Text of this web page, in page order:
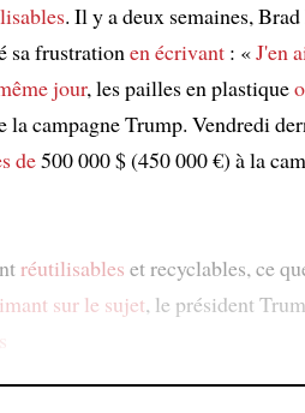
. Il y a deux semaines, Brad
sa frustrationen écrivant : «J'en
jour, les pailles en plastique
la campagne Trump. Vendredi
de500 000 $ (450 000 €) à la
réutilisables et recyclables, ce
sur le sujet, le président